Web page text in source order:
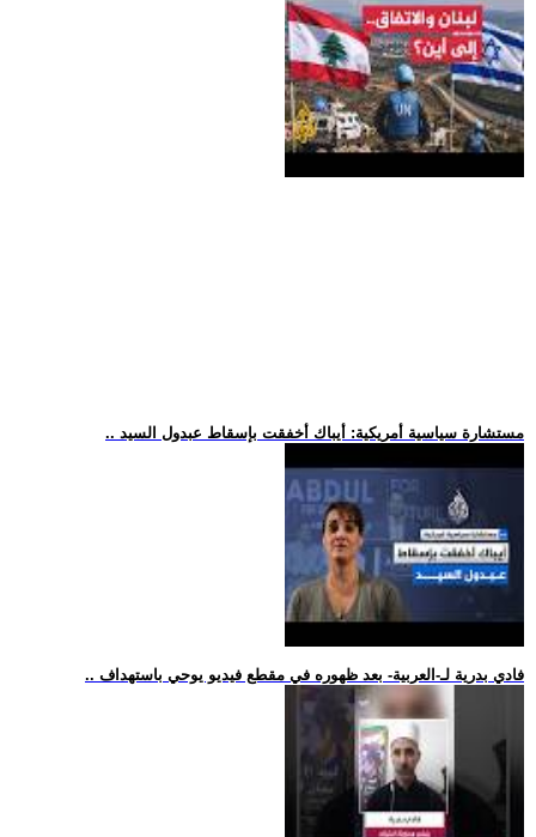
.. مستشارة سياسية أمريكية: أيباك أخفقت بإسقاط عبدول السيد
.. فادي بدرية لـ-العربية- بعد ظهوره في مقطع فيديو يوحي باستهداف